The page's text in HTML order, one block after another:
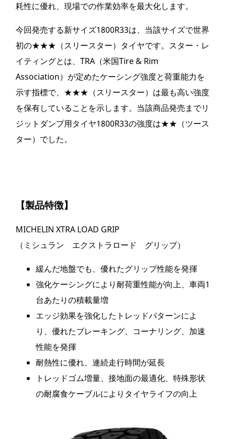
耗性に優れ、現場での作業効率を最大化します。
今回発売する新サイズ1800R33は、当該サイズで世界
初の★★★（スリースター）タイヤです。スター・レ
イティングとは、TRA（米国Tire & Rim
Association）が定めたケーシング強度と荷重能力を
示す指標で、★★★（スリースター）は最も高い強度
を保有していることを示します。当該商品発売までリ
ジットダンプ用タイヤ1800R33の強度は★★（ツース
ター）でした。
【製品特徴】
MICHELIN XTRA LOAD GRIP
（ミシュラン エクストラロード グリップ）
緩んだ地盤でも、優れたグリップ性能を発揮
強化ケーシングにより耐荷重性能が向上、車両1
台あたりの積載量増
エッジ効果を強化したトレッドパターンによ
り、優れたブレーキング、コーナリング、加速
性能を発揮
耐熱性に優れ、連続走行時間が延長
トレッドゴム増量、接地面の最適化、特殊形状
の耐腐食ケーブルによりタイヤライフの向上